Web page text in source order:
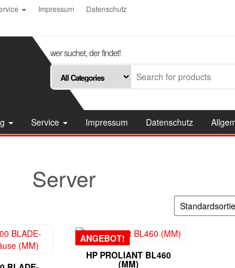
Impressum
Datenschutz
wer suchet, der findet!
Service Impressum Datenschutz
Server
ANGEBOT!
HP PROLIANT BL460
(MM)